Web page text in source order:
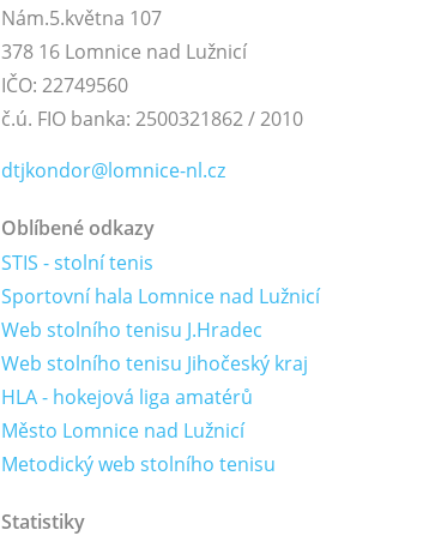
Nám.5.května 107
378 16 Lomnice nad Lužnicí
IČO: 22749560
č.ú. FIO banka: 2500321862 / 2010
dtjkondor@lomnice-nl.cz
Oblíbené odkazy
STIS - stolní tenis
Sportovní hala Lomnice nad Lužnicí
Web stolního tenisu J.Hradec
Web stolního tenisu Jihočeský kraj
HLA - hokejová liga amatérů
Město Lomnice nad Lužnicí
Metodický web stolního tenisu
Statistiky